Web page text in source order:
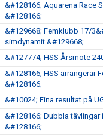
&#128166; Aquarena Race
&#128166;
&#129668; Femklubb 17/
simdynamit &#129668;
&#127774; HSS Årsmöte
&#128166; HSS arrangerar
&#128166;
&#10024; Fina resultat på
&#128166; Dubbla tävlingar
&#128166;